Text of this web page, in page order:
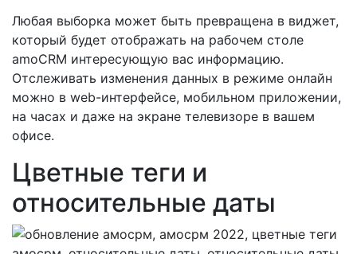
Любая выборка может быть превращена в виджет,
который будет отображать на рабочем столе
amoCRM интересующую вас информацию.
Отслеживать изменения данных в режиме онлайн
можно в web-интерфейсе, мобильном приложении,
на часах и даже на экране телевизоре в вашем
офисе.
Цветные теги и
относительные даты